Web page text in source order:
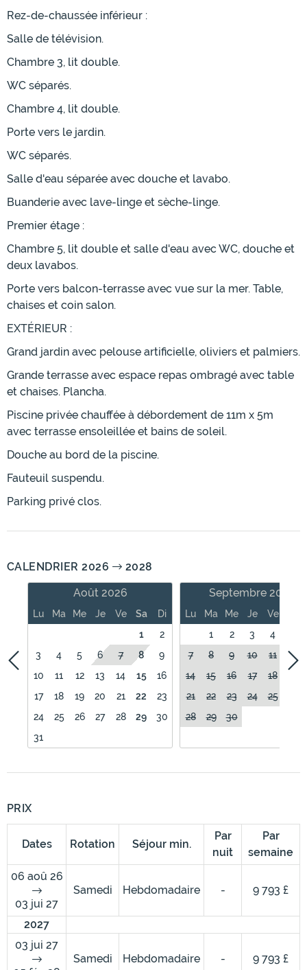
Rez-de-chaussée inférieur :
Salle de télévision.
Chambre 3, lit double.
WC séparés.
Chambre 4, lit double.
Porte vers le jardin.
WC séparés.
Salle d'eau séparée avec douche et lavabo.
Buanderie avec lave-linge et sèche-linge.
Premier étage :
Chambre 5, lit double et salle d'eau avec WC, douche et
deux lavabos.
Porte vers balcon-terrasse avec vue sur la mer. Table,
chaises et coin salon.
EXTÉRIEUR :
Grand jardin avec pelouse artificielle, oliviers et palmiers.
Grande terrasse avec espace repas ombragé avec table
et chaises. Plancha.
Piscine privée chauffée à débordement de 11m x 5m
avec terrasse ensoleillée et bains de soleil.
Douche au bord de la piscine.
Fauteuil suspendu.
Parking privé clos.
CALENDRIER 2026
2028
Août 2026
Lu Ma Me Je Ve Sa
Di
1
2
3
4 5 6 7 8
9
10
11 12 13 14 15
16
17
18 19 20 21 22
23
24
25 26 27 28 29
30
31
Septembre 2026
Lu Ma Me Je Ve
1
2 3 4
7
8 9 10 11
12
14
15 16 17 18
21
22 23 24 25
28
29 30
PRIX
Dates Rotation Séjour min.
Par
nuit
Par
semaine
06 aoû 26
03 jui 27
Samedi Hebdomadaire - 9 793 £
2027
03 jui 27
Samedi Hebdomadaire - 9 793 £